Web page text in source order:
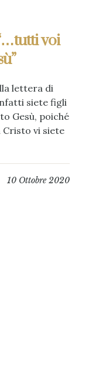
voi
lettera di
siete figli
Gesù, poiché
vi siete
10 Ottobre 2020